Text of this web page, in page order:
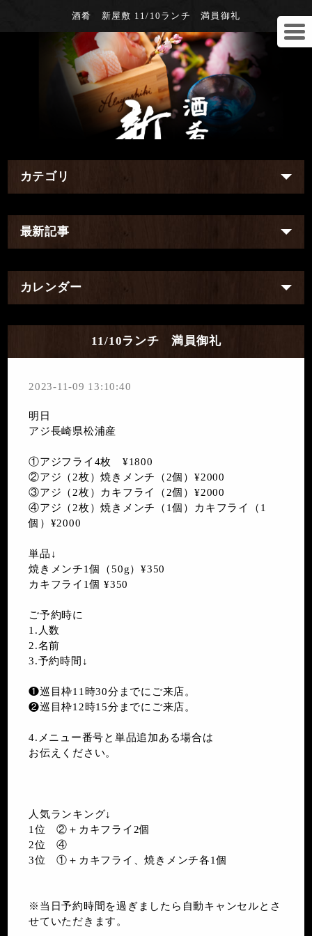
酒肴 新屋敷 11/10ランチ 満員御礼
カテゴリ
最新記事
カレンダー
11/10ランチ 満員御礼
2023-11-09 13:10:40
明日
アジ長崎県松浦産
①アジフライ4枚 ¥1800
②アジ（2枚）焼きメンチ（2個）¥2000
③アジ（2枚）カキフライ（2個）¥2000
④アジ（2枚）焼きメンチ（1個）カキフライ（1
個）¥2000
単品↓
焼きメンチ1個（50g）¥350
カキフライ1個 ¥350
ご予約時に
1.人数
2.名前
3.予約時間↓
❶巡目枠11時30分までにご来店。
❷巡目枠12時15分までにご来店。
4.メニュー番号と単品追加ある場合は
お伝えください。
人気ランキング↓
1位 ②＋カキフライ2個
2位 ④
3位 ①＋カキフライ、焼きメンチ各1個
※当日予約時間を過ぎましたら自動キャンセルとさ
せていただきます。